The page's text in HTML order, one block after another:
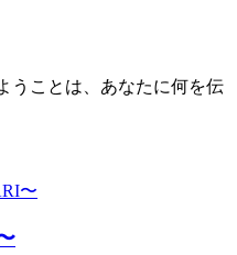
ことは、あなたに何を伝